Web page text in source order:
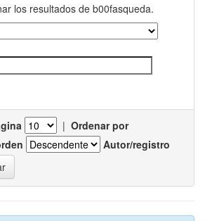
los resultados de b00fasqueda.
| Ordenar por
Autor/registro